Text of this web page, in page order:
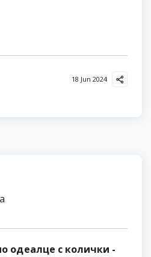
18 Jun 2024
одеалце с колички -